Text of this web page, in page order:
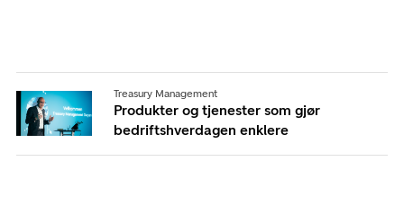
Treasury Management
Produkter og tjenester som gjør
bedriftshverdagen enklere